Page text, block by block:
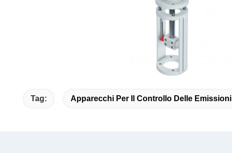
Tag: Apparecchi Per Il Controllo Delle Emissioni